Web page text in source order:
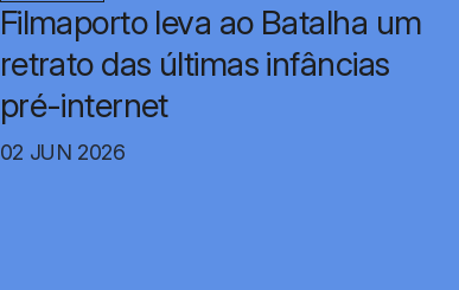
Filmaporto leva ao Batalha um
retrato das últimas infâncias
pré-internet
02 JUN 2026